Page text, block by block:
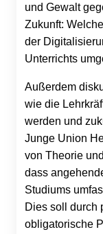
und Gewalt
Zukunft:
der
Unterrichts
Außerdem
wie die
werden und
Junge Union
von Theorie
dass
Studiums
Dies soll durch
obligatorische